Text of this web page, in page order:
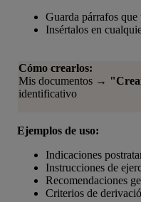
Guarda párrafos que
Insértalos en
Cómo crearlos:
Mis documentos →
identificativo
Ejemplos de uso:
Indicaciones
Instrucciones de
Recomendaciones
Criterios de